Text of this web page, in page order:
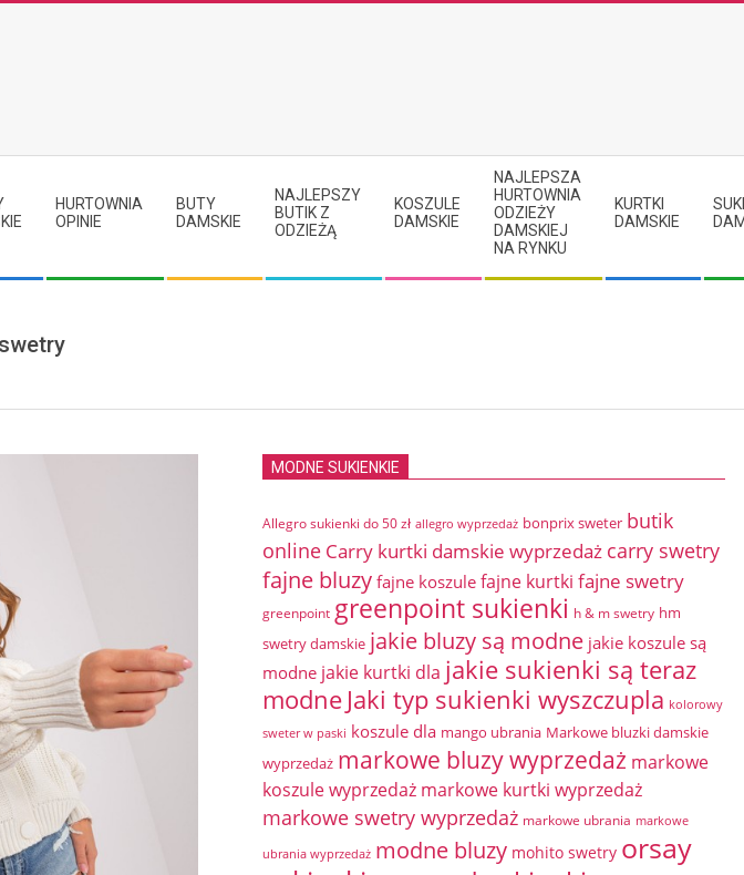
HURTOWNIA
OPINIE
BUTY
DAMSKIE
NAJLEPSZY
BUTIK Z
ODZIEŻĄ
KOSZULE
DAMSKIE
NAJLEPSZA
HURTOWNIA
ODZIEŻY
DAMSKIEJ
NA RYNKU
KURTKI
DAMSKIE
MODNE SUKIENKIE
Allegro sukienki do 50 zł allegro wyprzedaż bonprix sweter butik
online Carry kurtki damskie wyprzedaż carry swetry
fajne bluzy fajne koszule fajne kurtki fajne swetry
greenpoint greenpoint sukienki h & m swetry hm
swetry damskie jakie bluzy są modne jakie koszule są
modne jakie kurtki dla jakie sukienki są teraz
modneJaki typ sukienki wyszczupla kolorowy
sweter w paski koszule dla mango ubrania Markowe bluzki damskie
wyprzedaż markowe bluzy wyprzedaż markowe
koszule wyprzedaż markowe kurtki wyprzedaż
markowe swetry wyprzedaż markowe ubrania markowe
ubrania wyprzedaż modne bluzy mohito swetry orsay